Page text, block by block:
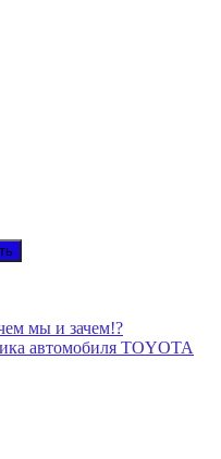
мы и зачем!?
автомобиля TOYOTA